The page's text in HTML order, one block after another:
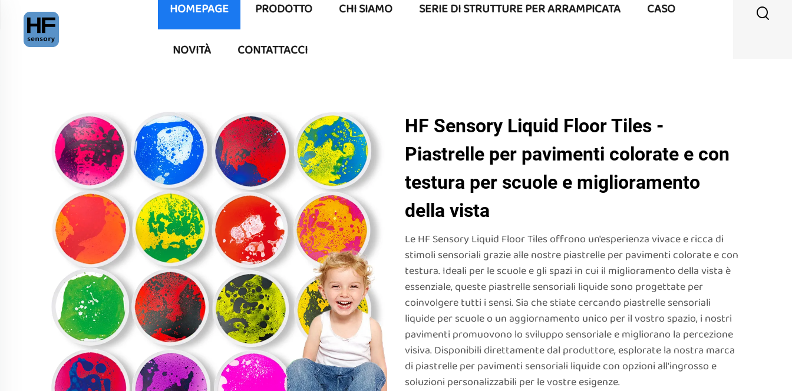
HOMEPAGE PRODOTTO CHI SIAMO SERIE DI STRUTTURE PER ARRAMPICATA CASO
NOVITÀ CONTATTACCI
HF Sensory Liquid Floor Tiles -
Piastrelle per pavimenti colorate e con
testura per scuole e miglioramento
della vista
Le HF Sensory Liquid Floor Tiles offrono un'esperienza vivace e ricca di
stimoli sensoriali grazie alle nostre piastrelle per pavimenti colorate e con
testura. Ideali per le scuole e gli spazi in cui il miglioramento della vista è
essenziale, queste piastrelle sensoriali liquide sono progettate per
coinvolgere tutti i sensi. Sia che stiate cercando piastrelle sensoriali
liquide per scuole o un aggiornamento unico per il vostro spazio, i nostri
pavimenti promuovono lo sviluppo sensoriale e migliorano la percezione
visiva. Disponibili direttamente dal produttore, esplorate la nostra marca
di piastrelle per pavimenti sensoriali liquide con opzioni all'ingrosso e
soluzioni personalizzabili per le vostre esigenze.